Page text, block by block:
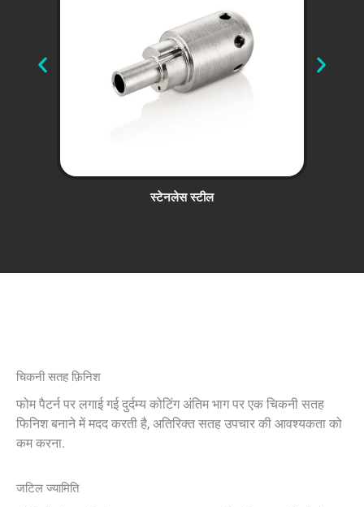
स्टेनलेस स्टील
चिकनी सतह फ़िनिश
फोम पैटर्न पर लगाई गई दुर्दम्य कोटिंग अंतिम भाग पर एक चिकनी सतह
फिनिश बनाने में मदद करती है, अतिरिक्त सतह उपचार की आवश्यकता को
कम करना.
जटिल ज्यामिति